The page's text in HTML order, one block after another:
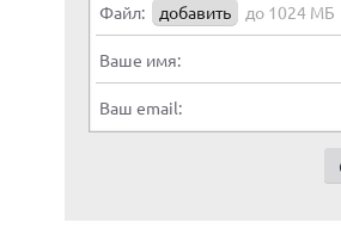
Файл: добавить до 1024 МБ
Ваше имя:
Ваш email: